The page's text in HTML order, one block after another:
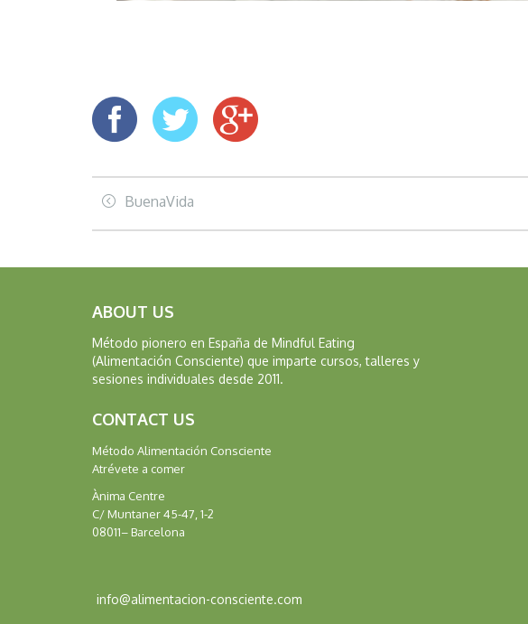
BuenaVida
ABOUT US
Método pionero en España de Mindful Eating
(Alimentación Consciente) que imparte cursos, talleres y
sesiones individuales desde 2011.
CONTACT US
Método Alimentación Consciente
Atrévete a comer
Ànima Centre
C/ Muntaner 45-47, 1-2
08011– Barcelona
info@alimentacion-consciente.com